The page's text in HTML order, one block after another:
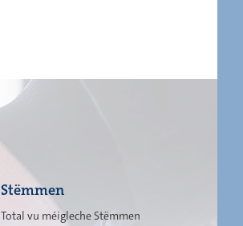
Stëmmen
Total vu méigleche Stëmmen